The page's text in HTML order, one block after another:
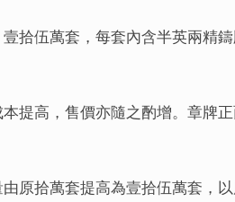
拾伍萬套，每套內含半英兩精
提高，售價亦隨之酌增。章牌
原拾萬套提高為壹拾伍萬套，以